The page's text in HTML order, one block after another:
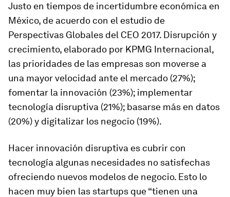
Justo en tiempos de incertidumbre económica en
México, de acuerdo con el estudio de
Perspectivas Globales del CEO 2017. Disrupción y
crecimiento, elaborado por KPMG Internacional,
las prioridades de las empresas son moverse a
una mayor velocidad ante el mercado (27%);
fomentar la innovación (23%); implementar
tecnología disruptiva (21%); basarse más en datos
(20%) y digitalizar los negocio (19%).
Hacer innovación disruptiva es cubrir con
tecnología algunas necesidades no satisfechas
ofreciendo nuevos modelos de negocio. Esto lo
hacen muy bien las startups que “tienen una